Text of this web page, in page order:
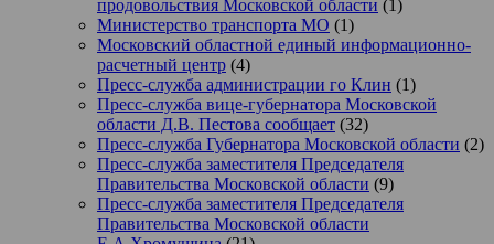
продовольствия Московской области (1)
Министерство транспорта МО (1)
Московский областной единый информационно-
расчетный центр (4)
Пресс-служба администрации го Клин (1)
Пресс-служба вице-губернатора Московской
области Д.В. Пестова сообщает (32)
Пресс-служба Губернатора Московской области (2)
Пресс-служба заместителя Председателя
Правительства Московской области (9)
Пресс-служба заместителя Председателя
Правительства Московской области